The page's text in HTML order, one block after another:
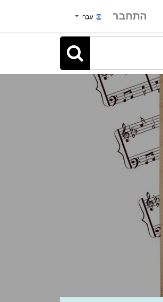
התחבר עִבְרִי